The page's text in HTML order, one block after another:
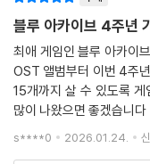
블루 아카이브 4주년
최애 게임인 블루 아카이
OST 앨범부터 이번 4주
15개까지 살 수 있도록
많이 나왔으면 좋겠습니다
s****0 2026.01.24.